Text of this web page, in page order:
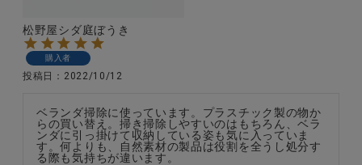
松野屋シダ庭ぼうき
購入者
投稿日 2022/10/12
ベランダ掃除に使っています。プラスチック製の物か
らの買い替え。掃き掃除しやすいのはもちろん、ベラ
ンダに引っ掛けて収納している姿も気に入っていま
す。何よりも、自然素材の製品は役割を全うし処分す
る際も気持ちが違います。